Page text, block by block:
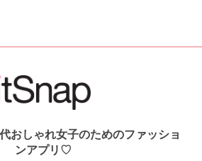
おしゃれ女子のためのファッショ
ンアプリ♡